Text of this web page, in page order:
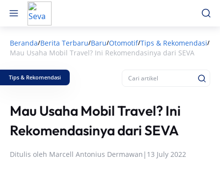
Beranda/Berita Terbaru/Baru/Otomotif/Tips & Rekomendasi/
Mau Usaha Mobil Travel? Ini Rekomendasinya dari SEVA
Tips & Rekomendasi
Mau Usaha Mobil Travel? Ini
Rekomendasinya dari SEVA
Ditulis oleh Marcell Antonius Dermawan | 13 July 2022